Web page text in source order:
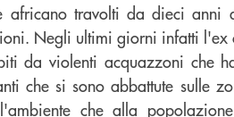
africano travolti da dieci anni
Negli ultimi giorni infatti
da violenti acquazzoni che
che si sono abbattute sulle
che alla